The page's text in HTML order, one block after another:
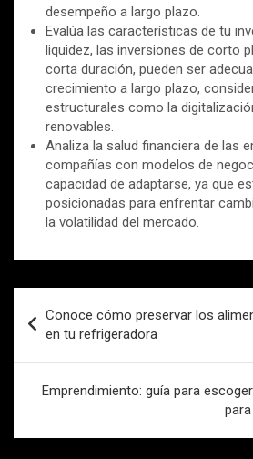
desempeño a largo plazo.
Evalúa las características de tu
liquidez, las inversiones de corto
corta duración, pueden ser
crecimiento a largo plazo,
estructurales como la
renovables.
Analiza la salud financiera de las
compañías con modelos de
capacidad de adaptarse, ya que
posicionadas para enfrentar
la volatilidad del mercado.
de
entradas
Conoce cómo preservar los
en tu refrigeradora
Emprendimiento: guía para